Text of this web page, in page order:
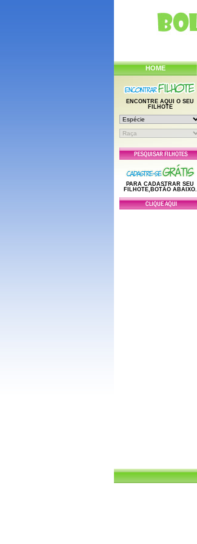
HOME
ENCONTRE AQUI O SEU
FILHOTE
PARA CADASTRAR SEU
FILHOTE,BOTÃO ABAIXO.